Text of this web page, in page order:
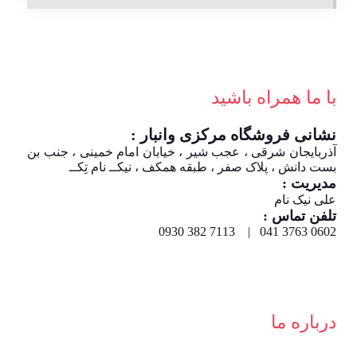
با ما همراه باشید
نشانی فروشگاه مرکزی وانبار :
آذربایجان شرقی ، عجب شیر ، خیابان امام خمینی ، جنب بن
بست دانش ، پلاک صفر ، طبقه همکف ، نیکــ نام تِکــ
مدیریت :
علی نیک نام
تلفن تماس :
0602 3763 041 | 7113 382 0930
درباره ما